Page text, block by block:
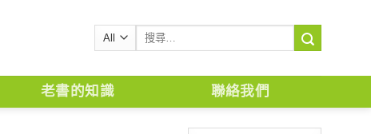
搜
鍵
老書的知識 聯絡我們